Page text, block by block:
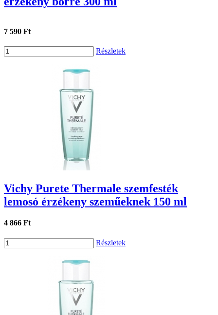
7 590 Ft
Részletek
Vichy Purete Thermale szemfesték
lemosó érzékeny szeműeknek 150 ml
4 866 Ft
Részletek